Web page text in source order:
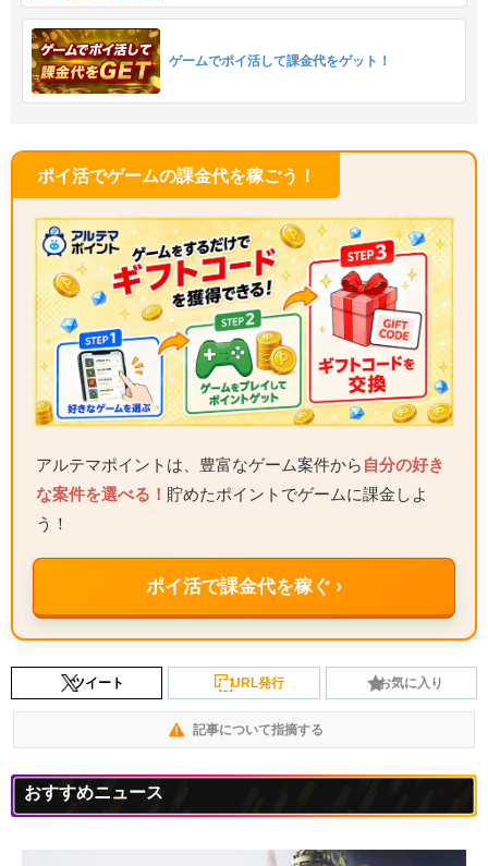
ゲームでポイ活して課金代をゲット！
ポイ活でゲームの課金代を稼ごう！
アルテマポイントは、豊富なゲーム案件から 自分の好き
な案件を選べる！ 貯めたポイントでゲームに課金しよ
う！
ポイ活で課金代を稼ぐ ›
ツイート URL発行 お気に入り
記事について指摘する
おすすめニュース